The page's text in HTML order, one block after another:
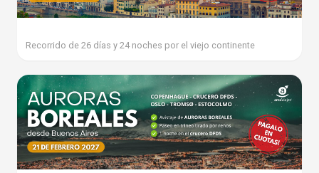
Recorrido de 26 días y 24 noches por el viejo continente